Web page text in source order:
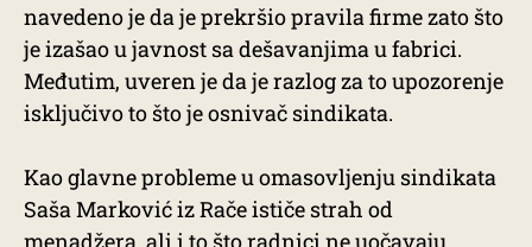
navedeno je da je prekršio pravila firme zato što
je izašao u javnost sa dešavanjima u fabrici.
Međutim, uveren je da je razlog za to upozorenje
isključivo to što je osnivač sindikata.
Kao glavne probleme u omasovljenju sindikata
Saša Marković iz Rače ističe strah od
menadžera, ali i to što radnici ne uočavaju